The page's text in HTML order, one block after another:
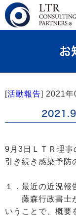
お
[活動報告] 2021年
9月3日ＬＴＲ理事
引き続き感染予防
１．最近の近況報
藤森行政書士が
いうことで、概要